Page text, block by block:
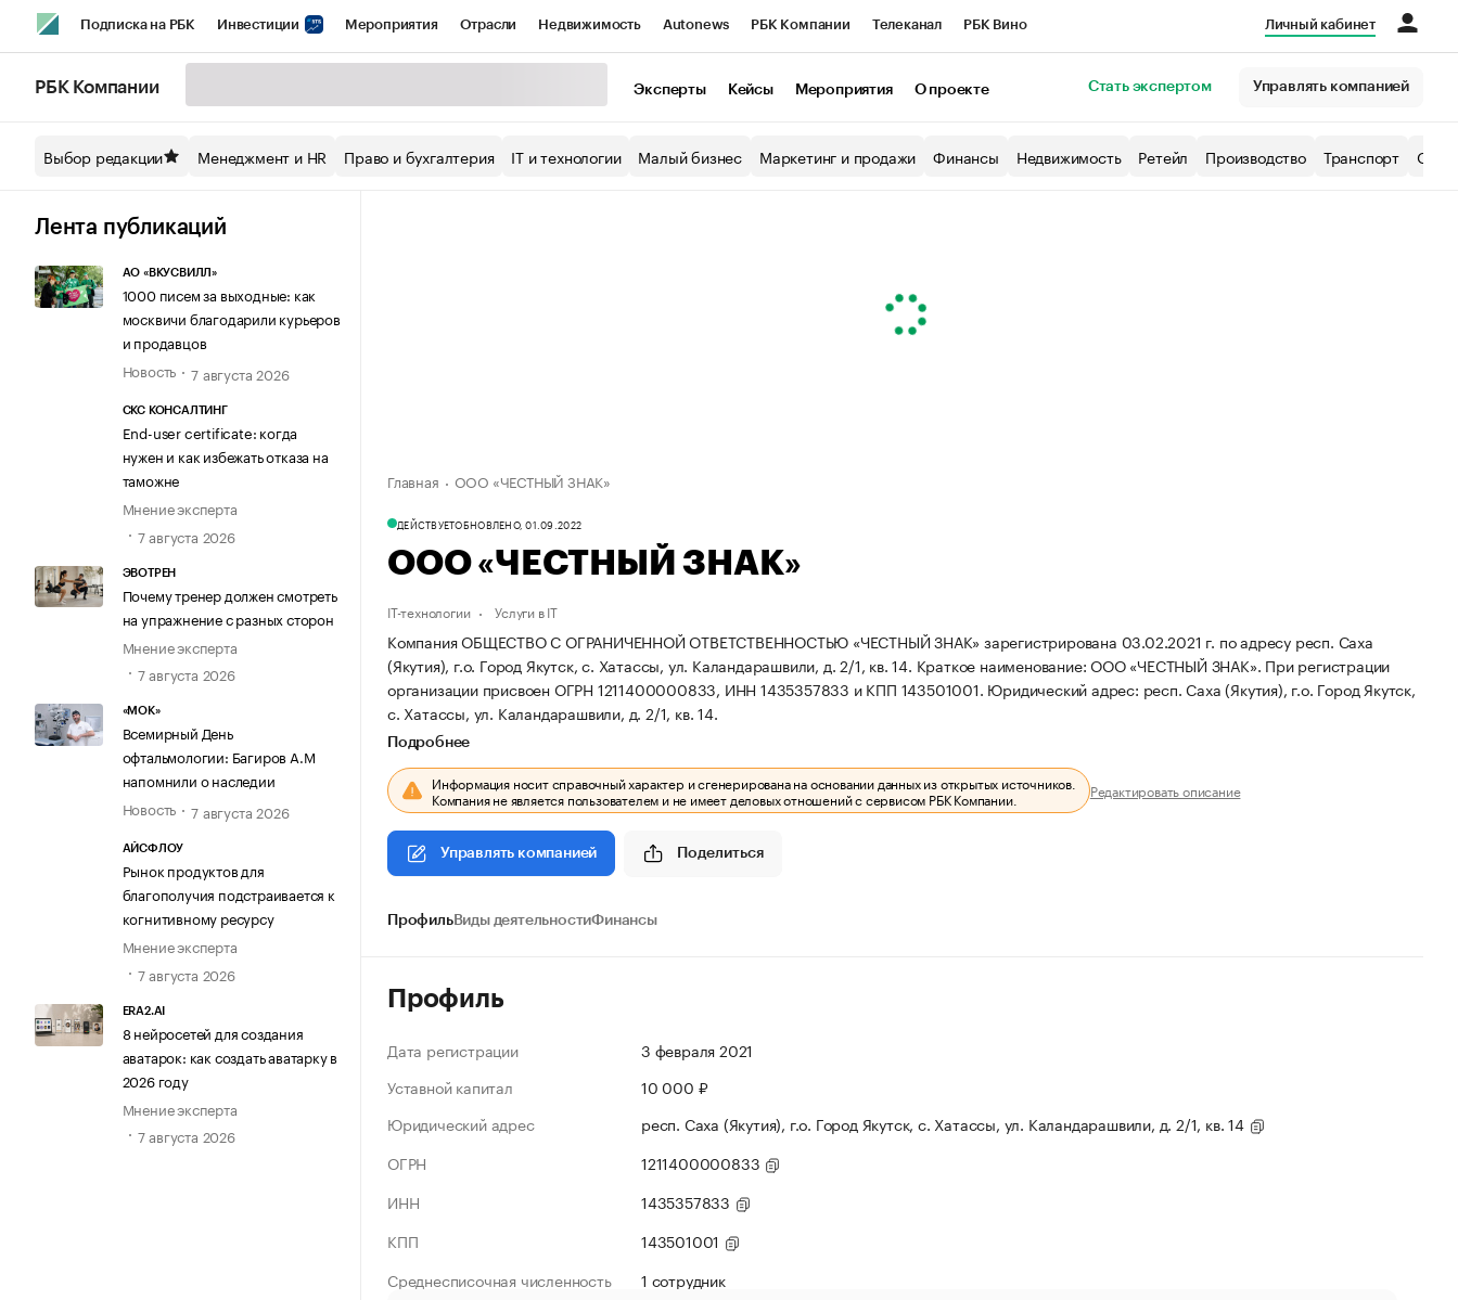
Подписка на РБК Инвестиции Мероприятия Отрасли Недвижимость Autonews РБК Компании Телеканал РБК Вино
Спецпроекты СПб Конференции СПб Спецпроекты Экономика Бизнес
Технологии и медиа
Личный кабинет
РБК Компании Эксперты Кейсы Мероприятия О проекте Стать экспертом Управлять компанией
Выбор редакции Менеджмент и HR Право и бухгалтерия IT и технологии Малый бизнес Маркетинг и продажи Финансы Недвижимость Ретейл Производство Транспорт
Лента публикаций
АО «ВКУСВИЛЛ»
1000 писем за выходные: как
москвичи благодарили курьеров
и продавцов
Новость
7 августа 2026
СКС КОНСАЛТИНГ
End-user certificate: когда
нужен и как избежать отказа на
таможне
Мнение эксперта
7 августа 2026
ЭВОТРЕН
Почему тренер должен смотреть
на упражнение с разных сторон
Мнение эксперта
7 августа 2026
«МОК»
Всемирный День
офтальмологии: Багиров А.М
напомнили о наследии
Новость
7 августа 2026
АЙСФЛОУ
Рынок продуктов для
благополучия подстраивается к
когнитивному ресурсу
Мнение эксперта
7 августа 2026
ERA2.AI
8 нейросетей для создания
аватарок: как создать аватарку в
2026 году
Мнение эксперта
7 августа 2026
Главная ООО «ЧЕСТНЫЙ ЗНАК»
ДЕЙСТВУЕТОБНОВЛЕНО, 01.09.2022
ООО «ЧЕСТНЫЙ ЗНАК»
IT-технологии Услуги в IT
Компания ОБЩЕСТВО С ОГРАНИЧЕННОЙ ОТВЕТСТВЕННОСТЬЮ «ЧЕСТНЫЙ ЗНАК» зарегистрирована 03.02.2021 г. по адресу респ. Саха
(Якутия), г.о. Город Якутск, с. Хатассы, ул. Каландарашвили, д. 2/1, кв. 14. Краткое наименование: ООО «ЧЕСТНЫЙ ЗНАК». При регистрации
организации присвоен ОГРН 1211400000833, ИНН 1435357833 и КПП 143501001. Юридический адрес: респ. Саха (Якутия), г.о. Город Якутск,
с. Хатассы, ул. Каландарашвили, д. 2/1, кв. 14.
Подробнее
Информация носит справочный характер и сгенерирована на основании данных из открытых источников.
Компания не является пользователем и не имеет деловых отношений с сервисом РБК Компании. Редактировать описание
Управлять компанией Поделиться
ПрофильВиды деятельностиФинансы
Профиль
Дата регистрации
3 февраля 2021
Уставной капитал
10 000 ₽
Юридический адрес
респ. Саха (Якутия), г.о. Город Якутск, с. Хатассы, ул. Каландарашвили, д. 2/1, кв. 14
ОГРН
1211400000833
ИНН
1435357833
КПП
143501001
Среднесписочная численность
1 сотрудник